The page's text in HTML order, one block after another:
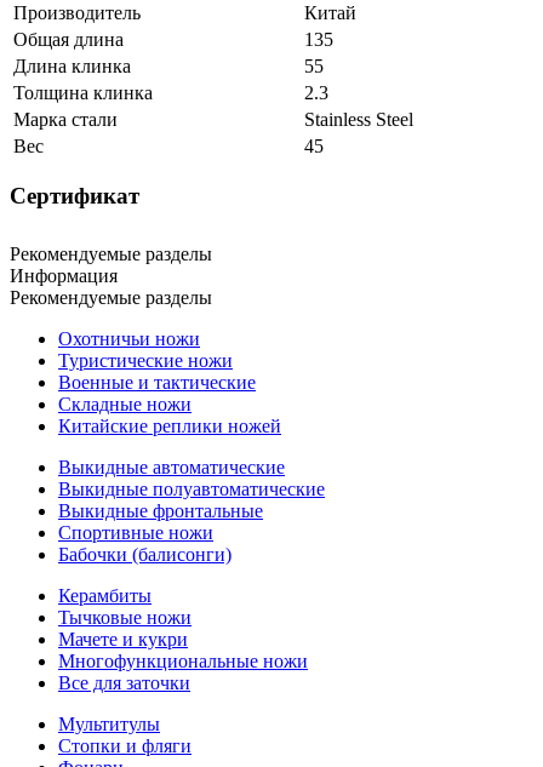
Производитель
Китай
Общая длина
135
Длина клинка
55
Толщина клинка
2.3
Марка стали
Stainless Steel
Вес
45
Сертификат
Рекомендуемые разделы
Информация
Рекомендуемые разделы
Охотничьи ножи
Туристические ножи
Военные и тактические
Складные ножи
Китайские реплики ножей
Выкидные автоматические
Выкидные полуавтоматические
Выкидные фронтальные
Спортивные ножи
Бабочки (балисонги)
Керамбиты
Тычковые ножи
Мачете и кукри
Многофункциональные ножи
Все для заточки
Мультитулы
Стопки и фляги